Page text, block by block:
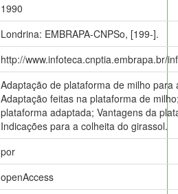
1990
Londrina: EMBRAPA-CNPSo, [199-].
http://www.infoteca.cnptia.embrapa.br/
Adaptação de plataforma de milho para
Adaptação feitas na plataforma de
plataforma adaptada; Vantagens da
Indicações para a colheita do girassol.
por
openAccess